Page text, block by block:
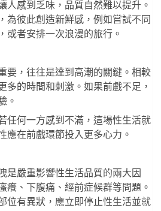
人感到乏味，品質自然難以提升。
為彼此創造新鮮感，例如嘗試不同
或者安排一次浪漫的旅行。
要，往往是達到高潮的關鍵。相較
多的時間和刺激。如果前戲不足，
。
任何一方感到不滿，這場性生活就
應在前戲環節投入更多心力。
是嚴重影響性生活品質的兩大因
癢、下腹痛、經前症候群等問題。
位有異狀，應立即停止性生活並就